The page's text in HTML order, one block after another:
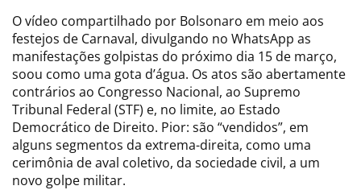
O vídeo compartilhado por Bolsonaro em meio aos
festejos de Carnaval, divulgando no WhatsApp as
manifestações golpistas do próximo dia 15 de março,
soou como uma gota d’água. Os atos são abertamente
contrários ao Congresso Nacional, ao Supremo
Tribunal Federal (STF) e, no limite, ao Estado
Democrático de Direito. Pior: são “vendidos”, em
alguns segmentos da extrema-direita, como uma
cerimônia de aval coletivo, da sociedade civil, a um
novo golpe militar.